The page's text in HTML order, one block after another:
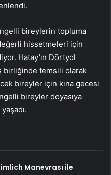
bireylerin topluma
hissetmeleri için
Hatay’ın Dörtyol
birliğinde temsili olarak
bireyler için kına gecesi
bireyler doyasıya
Manevrası ile